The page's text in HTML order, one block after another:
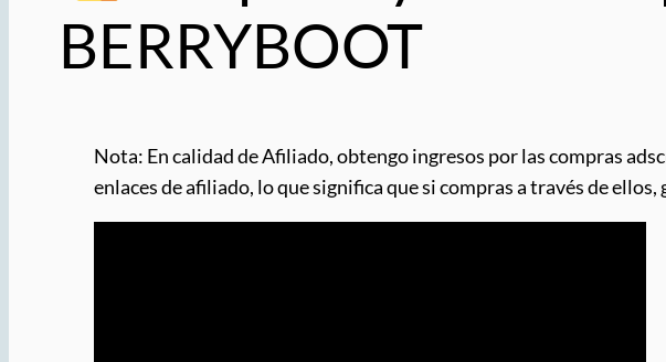
BERRYBOOT
Nota: En calidad de Afiliado, obtengo ingresos por las compras
enlaces de afiliado, lo que significa que si compras a través de